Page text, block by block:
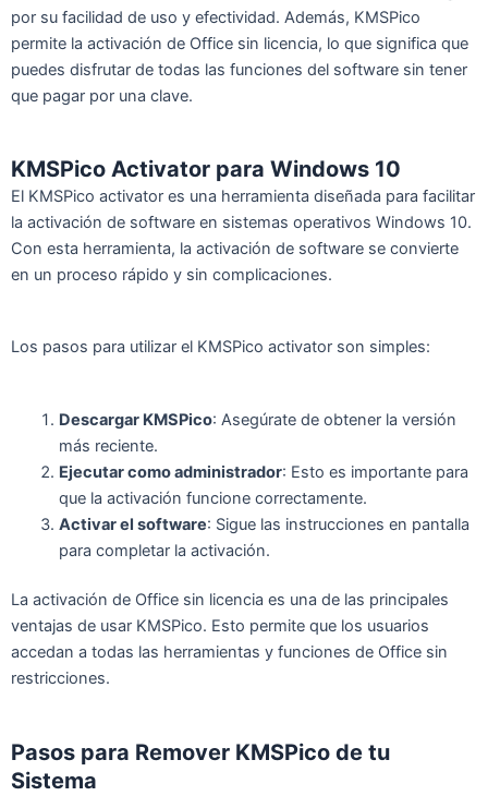
por su facilidad de uso y efectividad. Además, KMSPico
permite la activación de Office sin licencia, lo que significa que
puedes disfrutar de todas las funciones del software sin tener
que pagar por una clave.
KMSPico Activator para Windows 10
El KMSPico activator es una herramienta diseñada para facilitar
la activación de software en sistemas operativos Windows 10.
Con esta herramienta, la activación de software se convierte
en un proceso rápido y sin complicaciones.
Los pasos para utilizar el KMSPico activator son simples:
Descargar KMSPico: Asegúrate de obtener la versión
más reciente.
Ejecutar como administrador: Esto es importante para
que la activación funcione correctamente.
Activar el software: Sigue las instrucciones en pantalla
para completar la activación.
La activación de Office sin licencia es una de las principales
ventajas de usar KMSPico. Esto permite que los usuarios
accedan a todas las herramientas y funciones de Office sin
restricciones.
Pasos para Remover KMSPico de tu
Sistema